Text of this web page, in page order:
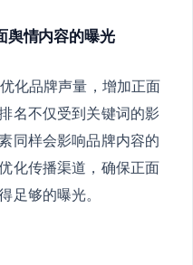
舆情内容的曝光
化品牌声量，增加正面
名不仅受到关键词的影
同样会影响品牌内容的
化传播渠道，确保正面
足够的曝光。